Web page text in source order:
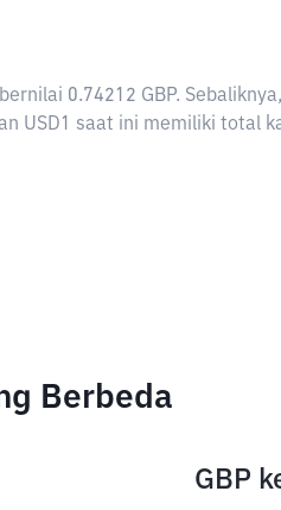
0.74212 GBP.
USD1 saat ini memiliki total
Berbeda
GBP